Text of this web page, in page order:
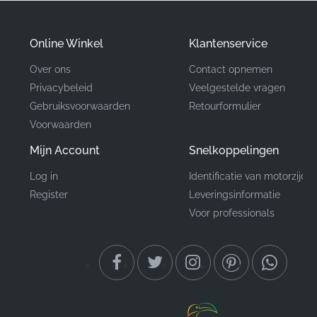
van de afbeelding.
te sluiten bij de originele lak specificaties, wat zorgt
voor een naadloze en professionele uitstraling op de
carrosserie van uw motorfiets.
Onderdeelnummer
(MPN)
Fabrikant
Linker brandstoftank*
Strip
Online Winkel
Over ons
Privacybeleid
Gebruiksvoorwaarden
Voorwaarden
Mijn Account
Log in
Register
Klantenservice
Contact opnemen
Veelgestelde vragen
Retourformulier
Snelkoppelingen
Identificatie van
Leveringsinformatie
Voor professionals